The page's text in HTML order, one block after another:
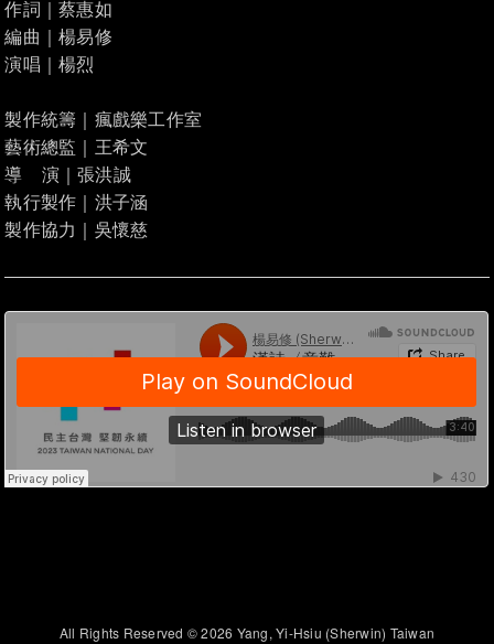
作詞｜蔡惠如
編曲｜楊易修
演唱｜楊烈
製作統籌｜瘋戲樂工作室
藝術總監｜王希文
導 演｜張洪誠
執行製作｜洪子涵
製作協力｜吳懷慈
All Rights Reserved © 2026 Yang, Yi-Hsiu (Sherwin) Taiwan